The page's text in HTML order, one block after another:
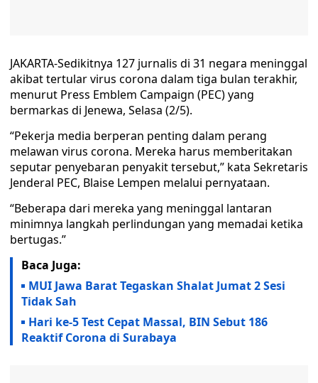
JAKARTA-Sedikitnya 127 jurnalis di 31 negara meninggal
akibat tertular virus corona dalam tiga bulan terakhir,
menurut Press Emblem Campaign (PEC) yang
bermarkas di Jenewa, Selasa (2/5).
“Pekerja media berperan penting dalam perang
melawan virus corona. Mereka harus memberitakan
seputar penyebaran penyakit tersebut,” kata Sekretaris
Jenderal PEC, Blaise Lempen melalui pernyataan.
“Beberapa dari mereka yang meninggal lantaran
minimnya langkah perlindungan yang memadai ketika
bertugas.”
Baca Juga:
MUI Jawa Barat Tegaskan Shalat Jumat 2 Sesi
Tidak Sah
Hari ke-5 Test Cepat Massal, BIN Sebut 186
Reaktif Corona di Surabaya